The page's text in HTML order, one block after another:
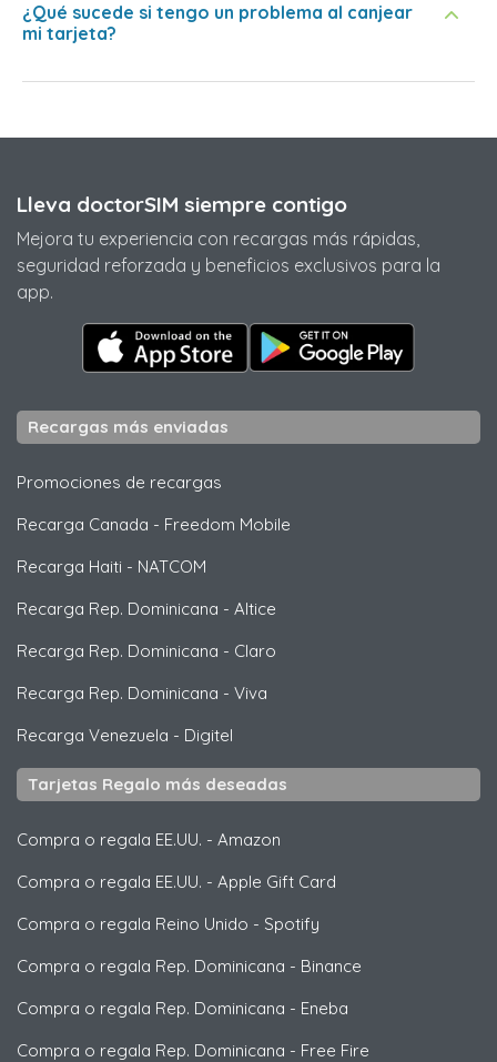
¿Qué sucede si tengo un problema al canjear
mi tarjeta?
Lleva doctorSIM siempre contigo
Mejora tu experiencia con recargas más rápidas,
seguridad reforzada y beneficios exclusivos para la
app.
Recargas más enviadas
Promociones de recargas
Recarga Canada - Freedom Mobile
Recarga Haiti - NATCOM
Recarga Rep. Dominicana - Altice
Recarga Rep. Dominicana - Claro
Recarga Rep. Dominicana - Viva
Recarga Venezuela - Digitel
Tarjetas Regalo más deseadas
Compra o regala EE.UU. - Amazon
Compra o regala EE.UU. - Apple Gift Card
Compra o regala Reino Unido - Spotify
Compra o regala Rep. Dominicana - Binance
Compra o regala Rep. Dominicana - Eneba
Compra o regala Rep. Dominicana - Free Fire